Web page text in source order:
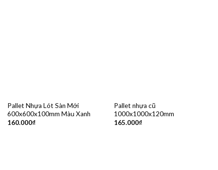
Pallet Nhựa Lót Sàn Mới
600x600x100mm Màu Xanh
160.000₫
Pallet nhựa cũ
1000x1000x120mm
165.000₫